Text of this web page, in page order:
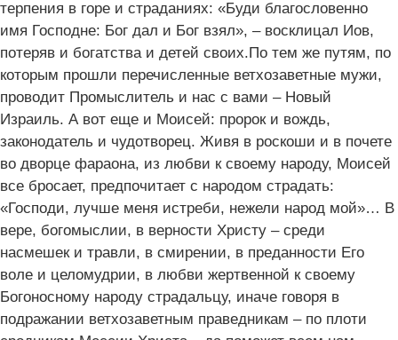
терпения в горе и страданиях: «Буди благословенно
имя Господне: Бог дал и Бог взял», – восклицал Иов,
потеряв и богатства и детей своих.По тем же путям, по
которым прошли перечисленные ветхозаветные мужи,
проводит Промыслитель и нас с вами – Новый
Израиль. А вот еще и Моисей: пророк и вождь,
законодатель и чудотворец. Живя в роскоши и в почете
во дворце фараона, из любви к своему народу, Моисей
все бросает, предпочитает с народом страдать:
«Господи, лучше меня истреби, нежели народ мой»… В
вере, богомыслии, в верности Христу – среди
насмешек и травли, в смирении, в преданности Его
воле и целомудрии, в любви жертвенной к своему
Богоносному народу страдальцу, иначе говоря в
подражании ветхозаветным праведникам – по плоти